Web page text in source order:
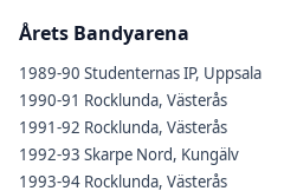
Årets Bandyarena
1989-90 Studenternas IP, Uppsala
1990-91 Rocklunda, Västerås
1991-92 Rocklunda, Västerås
1992-93 Skarpe Nord, Kungälv
1993-94 Rocklunda, Västerås